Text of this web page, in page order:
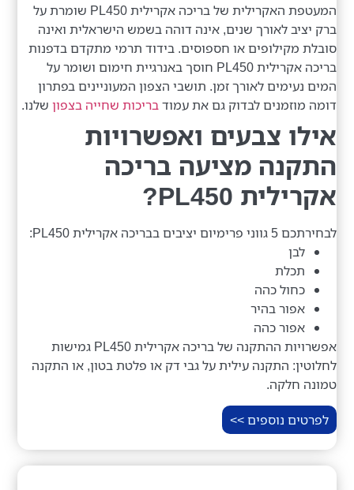
המעטפת האקרילית של בריכה אקרילית PL450 שומרת על
ברק יציב לאורך שנים, אינה דוהה בשמש הישראלית ואינה
סובלת מקילופים או חספוסים. בידוד תרמי מתקדם בדפנות
בריכה אקרילית PL450 חוסך באנרגיית חימום ושומר על
המים נעימים לאורך זמן. תושבי הצפון המעוניינים בפתרון
דומה מוזמנים לבדוק גם את עמודבריכות שחייה בצפון שלנו.
אילו צבעים ואפשרויות
התקנה מציעה בריכה
אקרילית PL450?
לבחירתכם 5 גווני פרימיום יציבים בבריכה אקרילית PL450:
לבן
תכלת
כחול כהה
אפור בהיר
אפור כהה
אפשרויות ההתקנה של בריכה אקרילית PL450 גמישות
לחלוטין: התקנה עילית על גבי דק או פלטת בטון, או התקנה
טמונה חלקה.
לפרטים נוספים >>